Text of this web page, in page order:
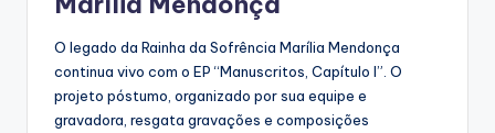
O legado da Rainha da Sofrência Marília Mendonça
continua vivo com o EP “Manuscritos, Capítulo I”. O
projeto póstumo, organizado por sua equipe e
gravadora, resgata gravações e composições